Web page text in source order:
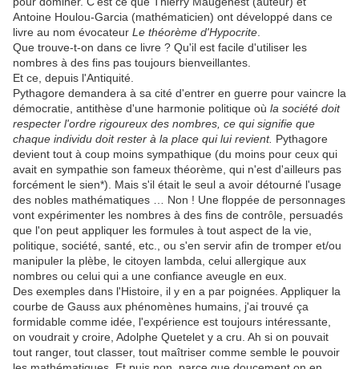
Antoine Houlou-Garcia (mathématicien) ont développé dans ce
livre au nom évocateur Le théorème d'Hypocrite
Que trouve-t-on dans ce livre ? Qu'il est facile d'utiliser les
nombres à des fins pas toujours bienveillantes.
Et ce, depuis l'Antiquité.
Pythagore demandera à sa cité d'entrer en guerre pour vaincre la
démocratie, antithèse d'une harmonie politique où la société doit
respecter l'ordre rigoureux des nombres, ce qui signifie que
chaque individu doit rester à la place qui lui revient. Pythagore
devient tout à coup moins sympathique (du moins pour ceux qui
avait en sympathie son fameux théorème, qui n'est d'ailleurs pas
forcément le sien*). Mais s'il était le seul a avoir détourné l'usage
des nobles mathématiques … Non ! Une floppée de personnages
vont expérimenter les nombres à des fins de contrôle, persuadés
que l'on peut appliquer les formules à tout aspect de la vie,
politique, société, santé, etc., ou s'en servir afin de tromper et/ou
manipuler la plèbe, le citoyen lambda, celui allergique aux
nombres ou celui qui a une confiance aveugle en eux.
Des exemples dans l'Histoire, il y en a par poignées. Appliquer la
courbe de Gauss aux phénomènes humains, j'ai trouvé ça
formidable comme idée, l'expérience est toujours intéressante,
on voudrait y croire, Adolphe Quetelet y a cru. Ah si on pouvait
tout ranger, tout classer, tout maîtriser comme semble le pouvoir